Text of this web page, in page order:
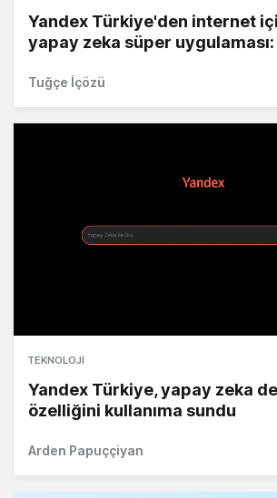
Yandex Türkiye'den internet
yapay zeka süper uygulaması:
Tuğçe İçözü
TEKNOLOJI
Yandex Türkiye, yapay zeka
özelliğini kullanıma sundu
Arden Papuççiyan